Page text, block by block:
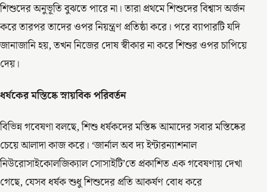
শিশুদের অনুভূতি বুঝতে পারে না। তারা প্রথমে শিশুদের বিশ্বাস অর্জন
করে তারপর তাদের ওপর নিয়ন্ত্রণ প্রতিষ্ঠা করে। পরে ব্যাপারটি যদি
জানাজানি হয়, তখন নিজের দোষ স্বীকার না করে শিশুর ওপর চাপিয়ে
দেয়।
ধর্ষকের মস্তিষ্কে স্নায়বিক পরিবর্তন
বিভিন্ন গবেষণা বলছে, শিশু ধর্ষকদের মস্তিষ্ক আমাদের সবার মস্তিষ্কের
চেয়ে আলাদা কাজ করে। ‘জার্নাল অব দ্য ইন্টারন্যাশনাল
নিউরোসাইকোলজিক্যাল সোসাইটি’তে প্রকাশিত এক গবেষণায় দেখা
গেছে, যেসব ধর্ষক শুধু শিশুদের প্রতি আকর্ষণ বোধ করে